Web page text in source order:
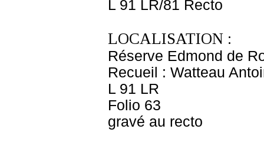
L 91 LR/81 Recto
LOCALISATION :
Réserve Edmond de
Recueil : Watteau
L 91 LR
Folio 63
gravé au recto